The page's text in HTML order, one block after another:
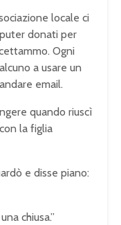
locale ci
donati per
Ogni
a usare un
email.
quando riuscì
la figlia
e disse piano:
chiusa.”